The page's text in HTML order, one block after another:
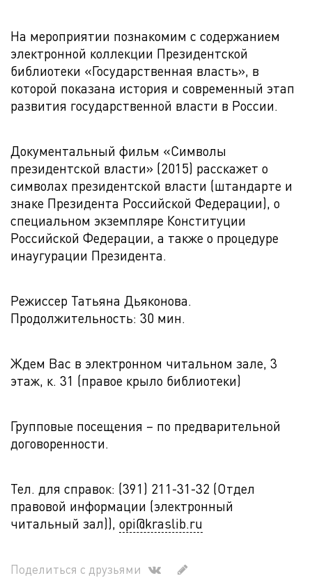
На мероприятии познакомим с содержанием
электронной коллекции Президентской
библиотеки «Государственная власть», в
которой показана история и современный этап
развития государственной власти в России.
Документальный фильм «Символы
президентской власти» (2015) расскажет о
символах президентской власти (штандарте и
знаке Президента Российской Федерации), о
специальном экземпляре Конституции
Российской Федерации, а также о процедуре
инаугурации Президента.
Режиссер Татьяна Дьяконова.
Продолжительность: 30 мин.
Ждем Вас в электронном читальном зале, 3
этаж, к. 31 (правое крыло библиотеки)
Групповые посещения – по предварительной
договоренности.
Тел. для справок: (391) 211-31-32 (Отдел
правовой информации (электронный
читальный зал)), opi@kraslib.ru
Поделиться с друзьями